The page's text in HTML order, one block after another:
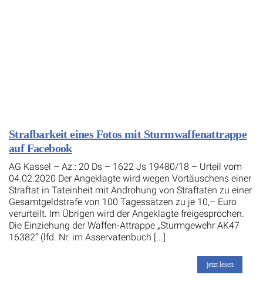
Strafbarkeit eines Fotos mit Sturmwaffenattrappe
auf Facebook
AG Kassel – Az.: 20 Ds – 1622 Js 19480/18 – Urteil vom
04.02.2020 Der Angeklagte wird wegen Vortäuschens einer
Straftat in Tateinheit mit Androhung von Straftaten zu einer
Gesamtgeldstrafe von 100 Tagessätzen zu je 10,– Euro
verurteilt. Im Übrigen wird der Angeklagte freigesprochen.
Die Einziehung der Waffen-Attrappe „Sturmgewehr AK47
16382“ (lfd. Nr. im Asservatenbuch [...]
jetzt lesen